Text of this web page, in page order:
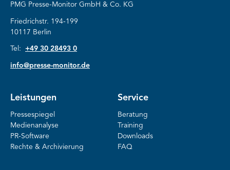
PMG Presse-Monitor GmbH & Co. KG
Friedrichstr. 194-199
10117 Berlin
Tel: +49 30 28493 0
info@presse-monitor.de
Leistungen
Pressespiegel
Medienanalyse
PR-Software
Rechte & Archivierung
Service
Beratung
Training
Downloads
FAQ